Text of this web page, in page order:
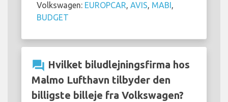
Volkswagen: EUROPCAR, AVIS, MABI,
BUDGET
question_answer Hvilket biludlejningsfirma hos
Malmo Lufthavn tilbyder den
billigste billeje fra Volkswagen?